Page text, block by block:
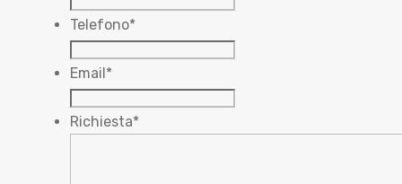
Telefono*
Email *
Richiesta*